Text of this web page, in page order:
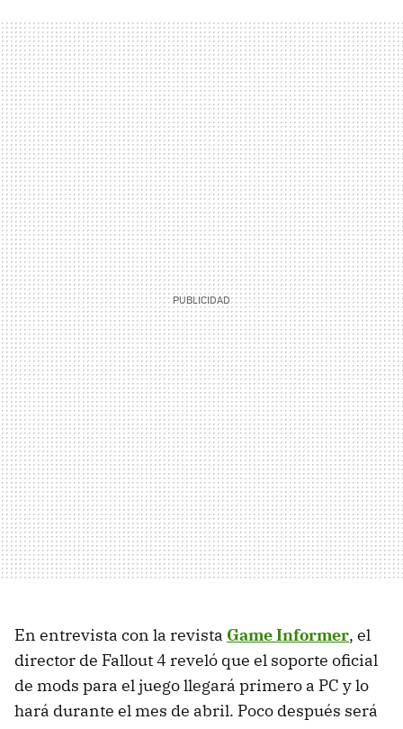
En entrevista con la revista Game Informer, el
director de Fallout 4 reveló que el soporte oficial
de mods para el juego llegará primero a PC y lo
hará durante el mes de abril. Poco después será